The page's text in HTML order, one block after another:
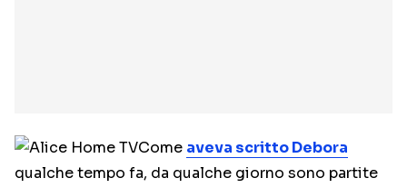
Come aveva scritto Debora
qualche tempo fa, da qualche giorno sono partite